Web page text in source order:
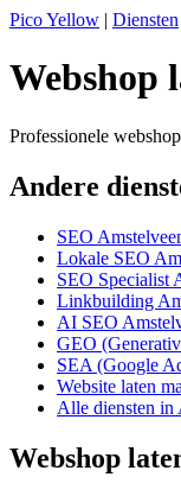
Pico Yellow | Diensten
Webshop
Professionele
Andere
SEO
Lokale SEO
SEO Specialist
Linkbuilding
AI SEO
GEO
SEA (Google
Website laten
Alle diensten in
Webshop